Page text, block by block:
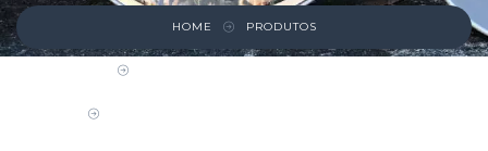
HOME PRODUTOS